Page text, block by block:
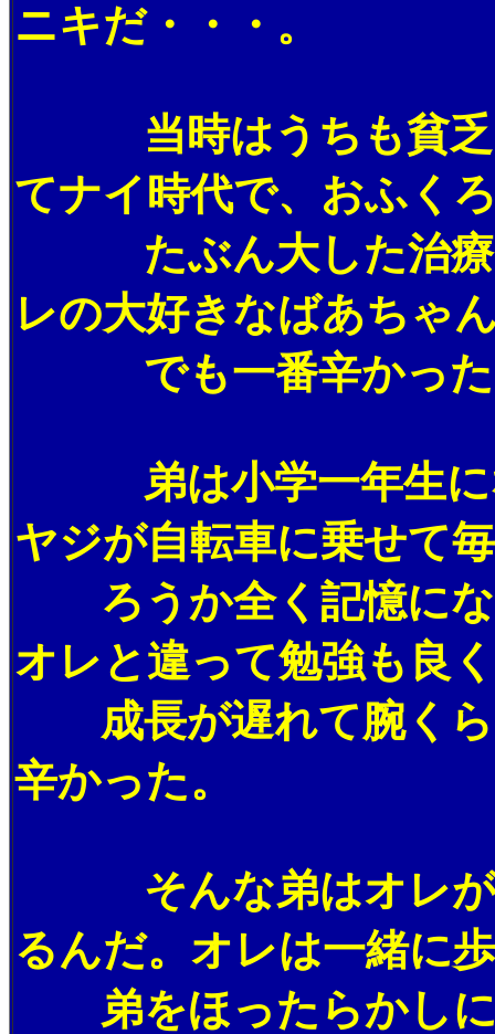
ニキだ・・・。
当時はうちも貧乏だ
てナイ時代で、おふく
たぶん大した治療も
レの大好きなばあちゃ
でも一番辛かった
弟は小学一年生にな
ヤジが自転車に乗せて
ろうか全く記憶にな
オレと違って勉強も良
成長が遅れて腕くら
辛かった。
そんな弟はオレが友
るんだ。オレは一緒に
弟をほったらかしに